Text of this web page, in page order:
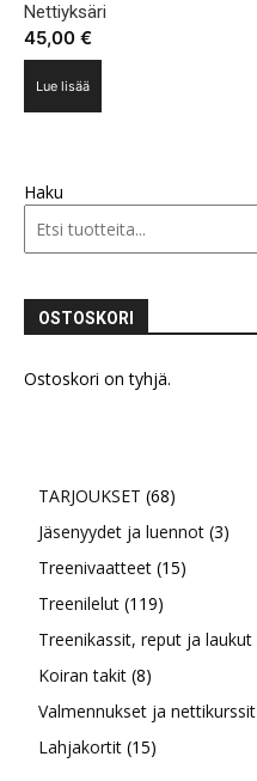
Nettiyksäri
45,00 €
Lue lisää
Haku
OSTOSKORI
Ostoskori on tyhjä.
TARJOUKSET 6868
tuotetta
Jäsenyydet ja luennot 33
Treenivaatteet 1515
Treenilelut 119119
tuotetta
Treenikassit, reput ja laukut
Koiran takit 88
tuotetta
Valmennukset ja nettikurssit
Lahjakortit 1515